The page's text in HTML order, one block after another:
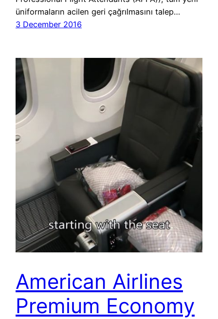
üniformaların acilen geri çağrılmasını talep…
3 December 2016
American Airlines
Premium Economy